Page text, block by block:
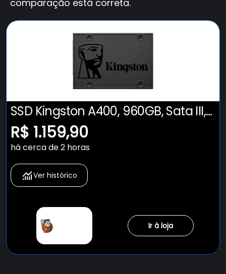
comparação está correta.
SSD Kingston A400, 960GB, Sata III,
Leitura 500MBs e Gravação
450MBs, SA400S37/960G - IMP
R$ 1.159,90
há cerca de 2 horas
Ver histórico
Ir à loja